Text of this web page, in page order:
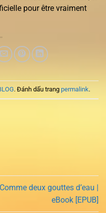
pour être vraiment
. Đánh dấu trang permalink.
Comme deux gouttes d’eau |
eBook [EPUB]